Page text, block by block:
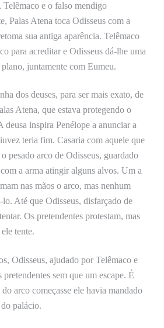
Telêmaco e o falso mendigo
Palas Atena toca Odisseus com a
sua antiga aparência. Telêmaco
para acreditar e Odisseus dá-lhe uma
juntamente com Eumeu.
dos deuses, para ser mais exato, de
Atena, que estava protegendo o
deusa inspira Penélope a anunciar a
teria fim. Casaria com aquele que
pesado arco de Odisseus, guardado
a arma atingir alguns alvos. Um a
nas mãos o arco, mas nenhum
Até que Odisseus, disfarçado de
Os pretendentes protestam, mas
tente.
Odisseus, ajudado por Telêmaco e
pretendentes sem que um escape. É
arco começasse ele havia mandado
palácio.